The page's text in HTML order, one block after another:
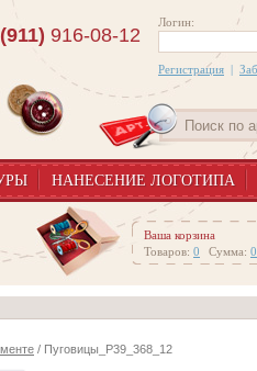
Логин:
Регистрация |
(911) 916-08-12
НАНЕСЕНИЕ ЛОГОТИПА
Ваша корзина
Товаров: 0 Сумма:
/ Пуговицы_P39_368_12